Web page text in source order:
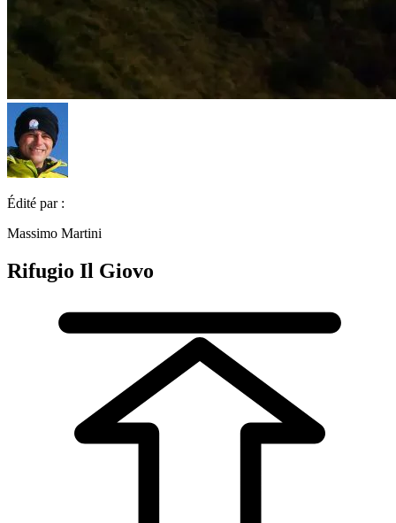
Édité par :
Massimo Martini
Rifugio Il Giovo